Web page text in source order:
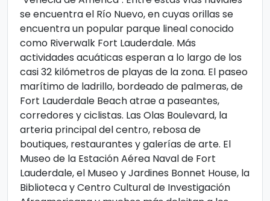
se encuentra el Río Nuevo, en cuyas orillas se
encuentra un popular parque lineal conocido
como Riverwalk Fort Lauderdale. Más
actividades acuáticas esperan a lo largo de los
casi 32 kilómetros de playas de la zona. El paseo
marítimo de ladrillo, bordeado de palmeras, de
Fort Lauderdale Beach atrae a paseantes,
corredores y ciclistas. Las Olas Boulevard, la
arteria principal del centro, rebosa de
boutiques, restaurantes y galerías de arte. El
Museo de la Estación Aérea Naval de Fort
Lauderdale, el Museo y Jardines Bonnet House, la
Biblioteca y Centro Cultural de Investigación